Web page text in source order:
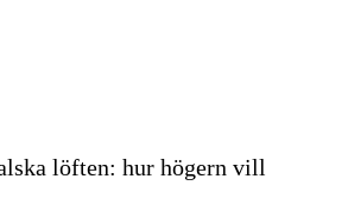
löften: hur högern vill